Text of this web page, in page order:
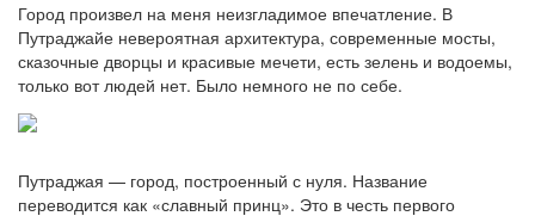
Город произвел на меня неизгладимое впечатление. В
Путраджайе невероятная архитектура, современные мосты,
сказочные дворцы и красивые мечети, есть зелень и водоемы,
только вот людей нет. Было немного не по себе.
Путраджая — город, построенный с нуля. Название
переводится как «славный принц». Это в честь первого